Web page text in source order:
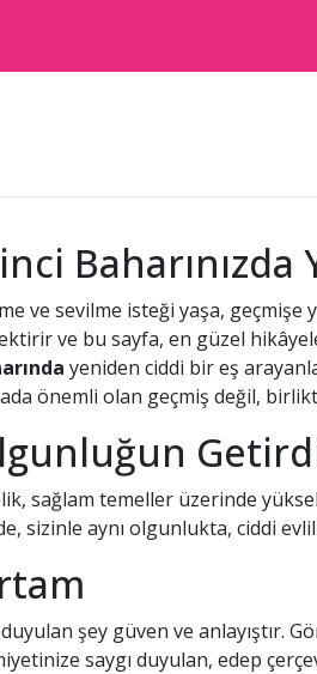
Baharınızda
ve sevilme isteği yaşa,
ve bu sayfa, en güzel
yeniden ciddi bir eş
önemli olan geçmiş değil,
sağlam temeller üzerinde
aynı olgunlukta, ciddi
şey güven ve anlayıştır.
saygı duyulan, edep